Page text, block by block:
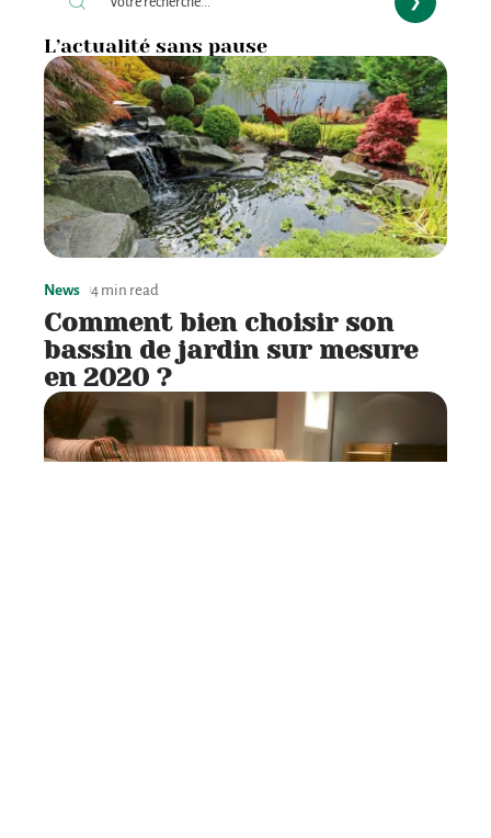
L’actualité sans pause
News 4 min read
Comment bien choisir son
bassin de jardin sur mesure
en 2020 ?